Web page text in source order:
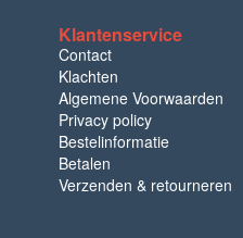
Klantenservice
Contact
Klachten
Algemene Voorwaarden
Privacy policy
Bestelinformatie
Betalen
Verzenden & retourneren